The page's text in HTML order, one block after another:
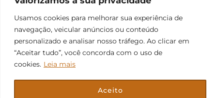
Não aceito
© 2026 Jr Plus Automação Comercial e Residencial
CriaçãoCesarWeb
Fale Conosco